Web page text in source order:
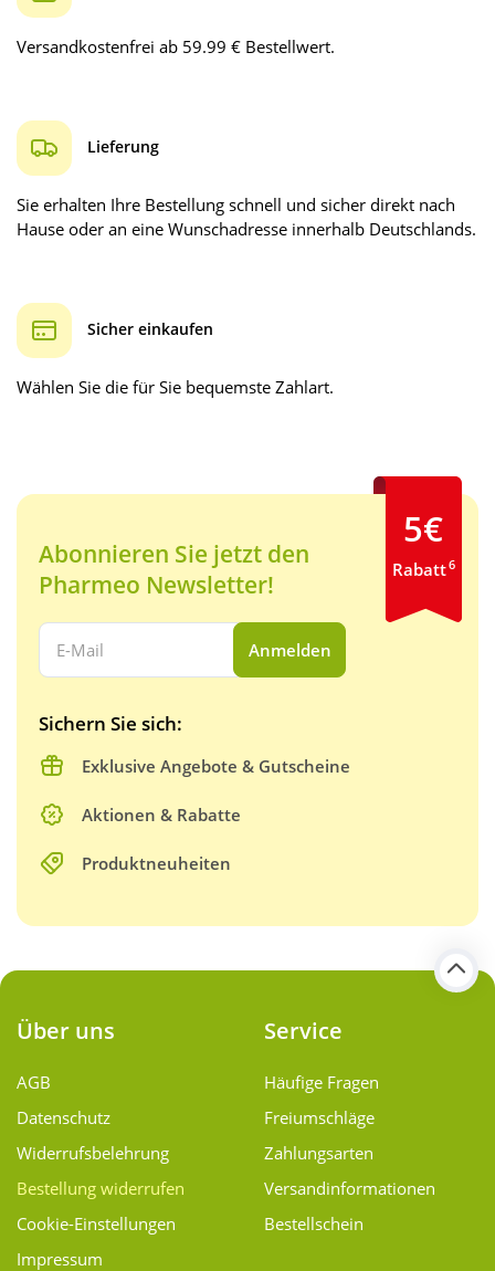
Versandkostenfrei ab 59.99 € Bestellwert.
Lieferung
Sie erhalten Ihre Bestellung schnell und sicher direkt nach
Hause oder an eine Wunschadresse innerhalb Deutschlands.
Sicher einkaufen
Wählen Sie die für Sie bequemste Zahlart.
Abonnieren Sie jetzt den
Pharmeo Newsletter!
Ihre E-Mail Adresse:
Anmelden
Sichern Sie sich:
Exklusive Angebote & Gutscheine
Aktionen & Rabatte
Produktneuheiten
5€
Rabatt6
Über uns
AGB
Datenschutz
Widerrufsbelehrung
Bestellung widerrufen
Cookie-Einstellungen
Impressum
Service
Häufige Fragen
Freiumschläge
Zahlungsarten
Versand­informationen
Bestellschein